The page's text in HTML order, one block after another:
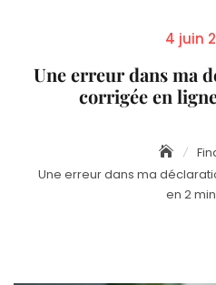
4 juin
Une erreur dans ma
corrigée en
Une erreur dans ma
en 2